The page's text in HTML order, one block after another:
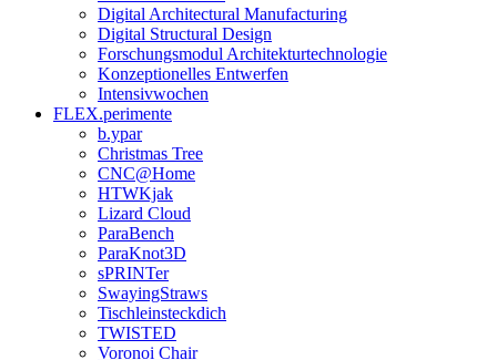
Digital Architectural Manufacturing
Digital Structural Design
Forschungsmodul Architekturtechnologie
Konzeptionelles Entwerfen
Intensivwochen
FLEX.perimente
b.ypar
Christmas Tree
CNC@Home
HTWKjak
Lizard Cloud
ParaBench
ParaKnot3D
sPRINTer
SwayingStraws
Tischleinsteckdich
TWISTED
Voronoi Chair